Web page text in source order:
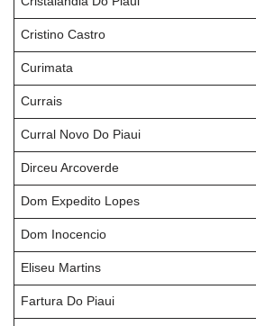
Cristino Castro
Curimata
Currais
Curral Novo Do Piaui
Dirceu Arcoverde
Dom Expedito Lopes
Dom Inocencio
Eliseu Martins
Fartura Do Piaui